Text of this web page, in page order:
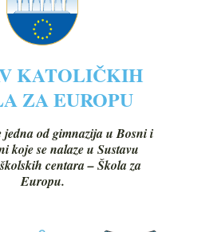
KATOLIČKIH
ZA EUROPU
jedna od gimnazija u Bosni i
koje se nalaze u Sustavu
centara – Škola za
Europu.